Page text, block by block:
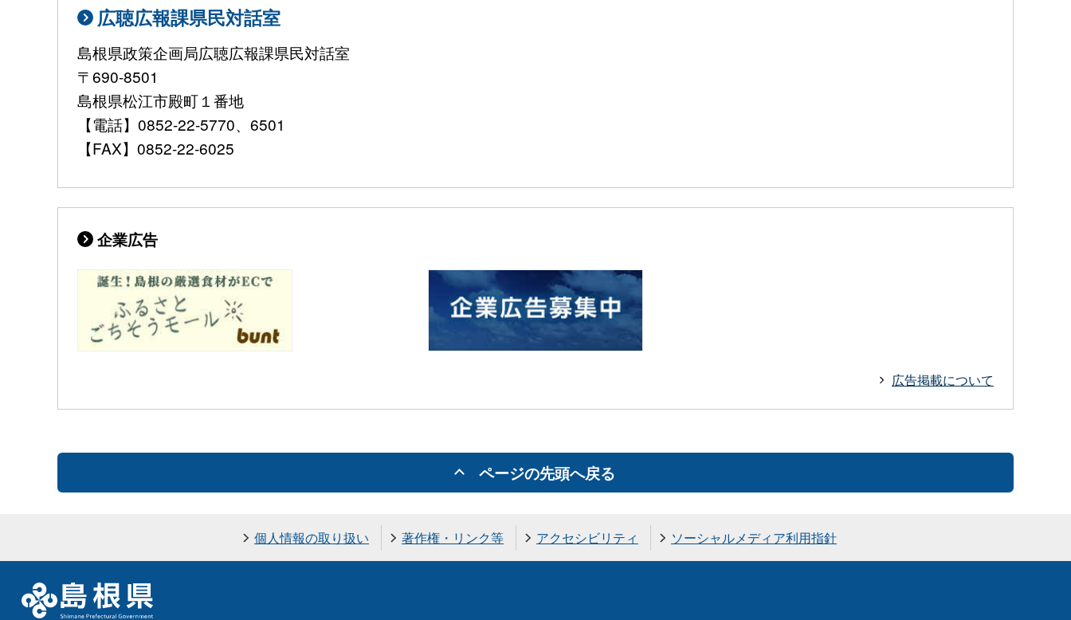
広聴広報課県民対話室
島根県政策企画局広聴広報課県民対話室
〒690-8501
島根県松江市殿町１番地
【電話】0852-22-5770、6501
【FAX】0852-22-6025
企業広告
広告掲載について
ページの先頭へ戻る
個人情報の取り扱い 著作権・リンク等 アクセシビリティ ソーシャルメディア利用指針